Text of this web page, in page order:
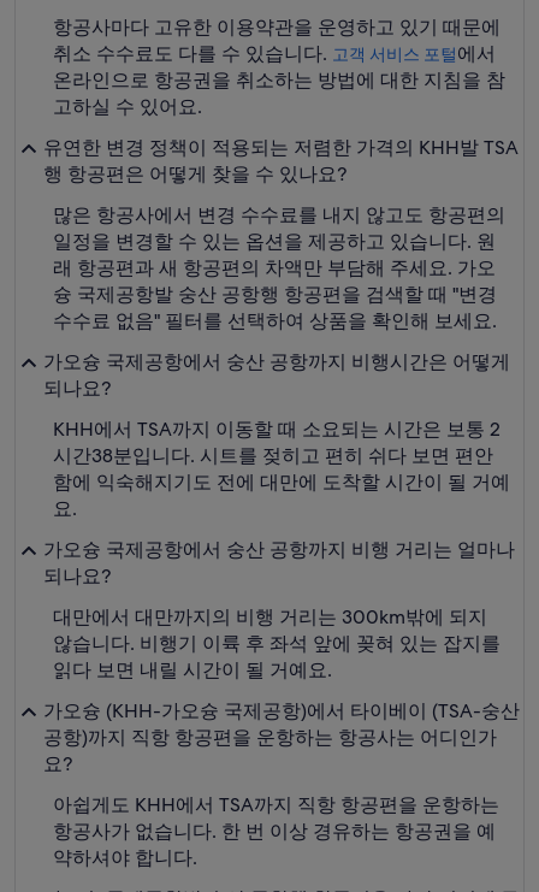
항공사마다 고유한 이용약관을 운영하고 있기 때문에
취소 수수료도 다를 수 있습니다. 고객 서비스 포털에서
온라인으로 항공권을 취소하는 방법에 대한 지침을 참
고하실 수 있어요.
유연한 변경 정책이 적용되는 저렴한 가격의 KHH발 TSA
행 항공편은 어떻게 찾을 수 있나요?
많은 항공사에서 변경 수수료를 내지 않고도 항공편의
일정을 변경할 수 있는 옵션을 제공하고 있습니다. 원
래 항공편과 새 항공편의 차액만 부담해 주세요. 가오
슝 국제공항발 숭산 공항행 항공편을 검색할 때 "변경
수수료 없음" 필터를 선택하여 상품을 확인해 보세요.
가오슝 국제공항에서 숭산 공항까지 비행시간은 어떻게
되나요?
KHH에서 TSA까지 이동할 때 소요되는 시간은 보통 2
시간38분입니다. 시트를 젖히고 편히 쉬다 보면 편안
함에 익숙해지기도 전에 대만에 도착할 시간이 될 거예
요.
가오슝 국제공항에서 숭산 공항까지 비행 거리는 얼마나
되나요?
대만에서 대만까지의 비행 거리는 300km밖에 되지
않습니다. 비행기 이륙 후 좌석 앞에 꽂혀 있는 잡지를
읽다 보면 내릴 시간이 될 거예요.
가오슝 (KHH-가오슝 국제공항)에서 타이베이 (TSA-숭산
공항)까지 직항 항공편을 운항하는 항공사는 어디인가
요?
아쉽게도 KHH에서 TSA까지 직항 항공편을 운항하는
항공사가 없습니다. 한 번 이상 경유하는 항공권을 예
약하셔야 합니다.